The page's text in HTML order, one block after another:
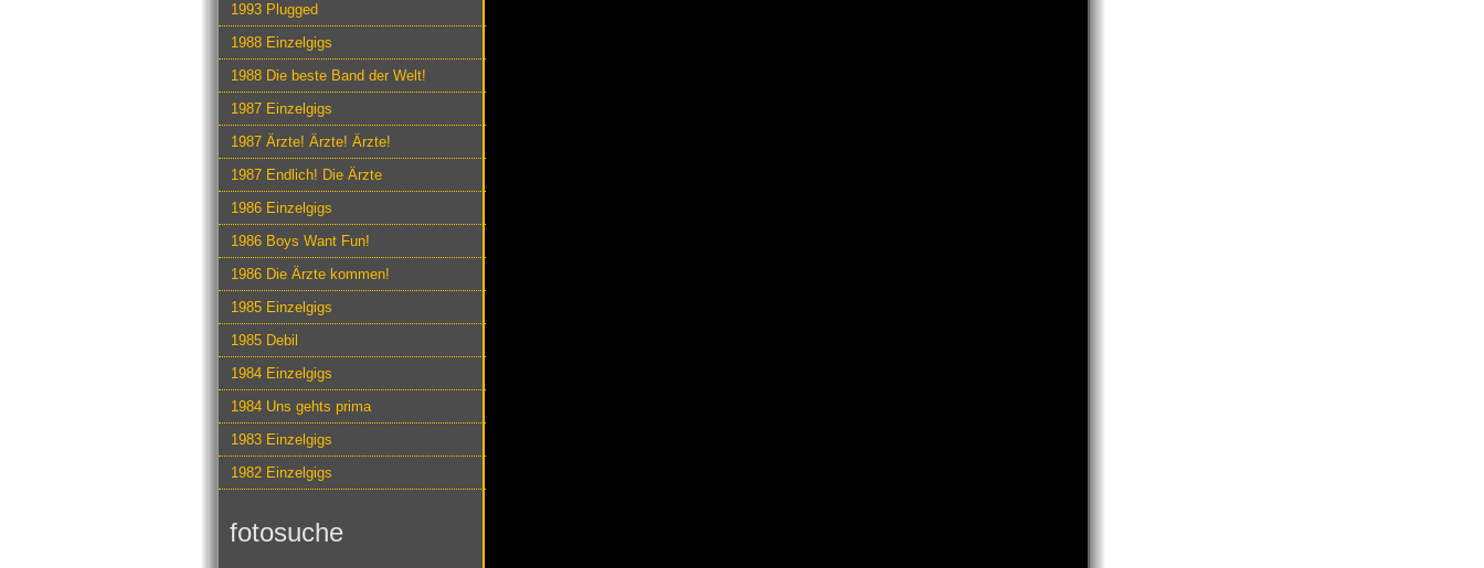
1993 Plugged
1988 Einzelgigs
1988 Die beste Band der Welt!
1987 Einzelgigs
1987 Ärzte! Ärzte! Ärzte!
1987 Endlich! Die Ärzte
1986 Einzelgigs
1986 Boys Want Fun!
1986 Die Ärzte kommen!
1985 Einzelgigs
1985 Debil
1984 Einzelgigs
1984 Uns gehts prima
1983 Einzelgigs
1982 Einzelgigs
fotosuche